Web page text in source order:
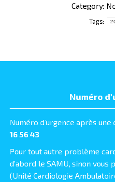
Category:
Tags:
Numéro
Numéro d’urgence après une
16 56 43
Pour tout autre problème
d’abord le SAMU, sinon vous
(Unité Cardiologie